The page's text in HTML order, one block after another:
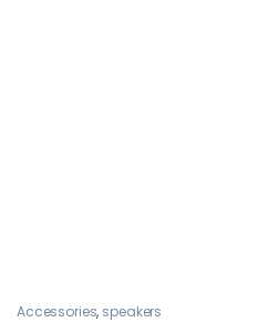
Accessories, speakers